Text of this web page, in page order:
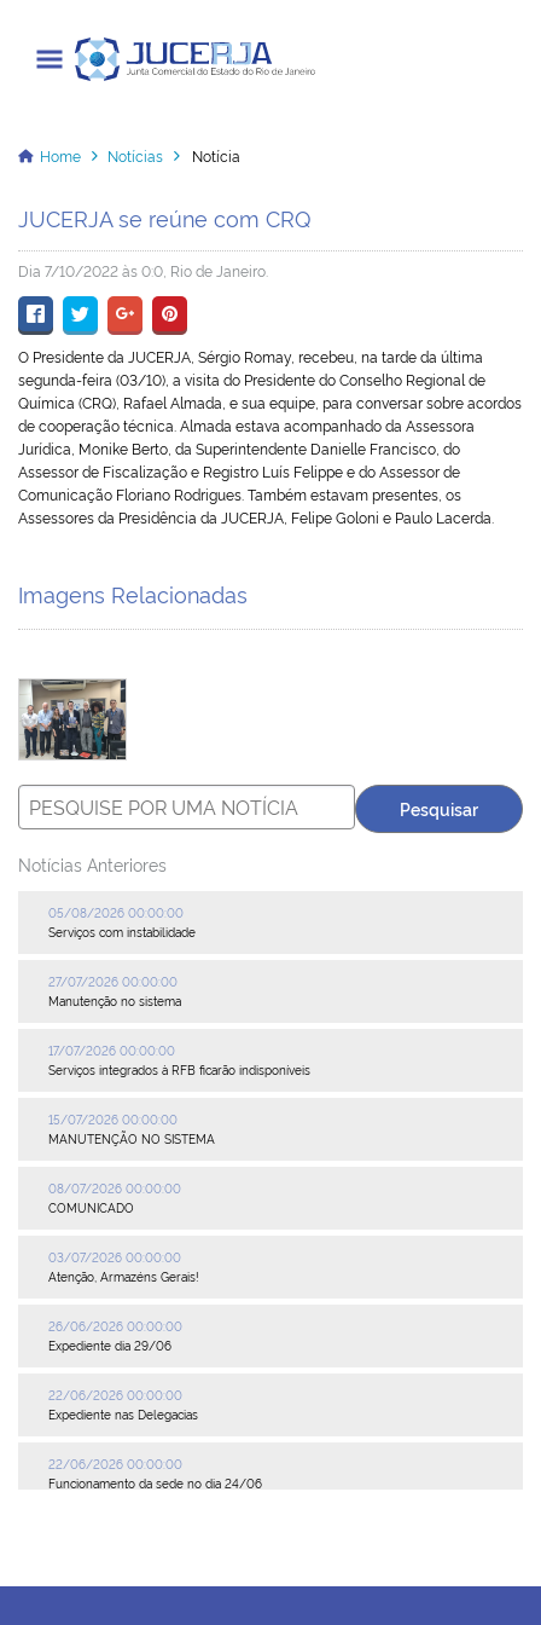
Cadastrar / Acessar
Institucional
Transparência
Informações
Serviços
Legislação
Plenária
Auxiliares de Comércio
Contato
Home Notícias Notícia
JUCERJA se reúne com CRQ
Dia 7/10/2022 às 0:0, Rio de Janeiro.
O Presidente da JUCERJA, Sérgio Romay, recebeu, na tarde da última
segunda-feira (03/10), a visita do Presidente do Conselho Regional de
Química (CRQ), Rafael Almada, e sua equipe, para conversar sobre acordos
de cooperação técnica. Almada estava acompanhado da Assessora
Jurídica, Monike Berto, da Superintendente Danielle Francisco, do
Assessor de Fiscalização e Registro Luís Felippe e do Assessor de
Comunicação Floriano Rodrigues. Também estavam presentes, os
Assessores da Presidência da JUCERJA, Felipe Goloni e Paulo Lacerda.
Imagens Relacionadas
Notícias Anteriores
05/08/2026 00:00:00
Serviços com instabilidade
27/07/2026 00:00:00
Manutenção no sistema
17/07/2026 00:00:00
Serviços integrados à RFB ficarão indisponíveis
15/07/2026 00:00:00
MANUTENÇÃO NO SISTEMA
08/07/2026 00:00:00
COMUNICADO
03/07/2026 00:00:00
Atenção, Armazéns Gerais!
26/06/2026 00:00:00
Expediente dia 29/06
22/06/2026 00:00:00
Expediente nas Delegacias
22/06/2026 00:00:00
Funcionamento da sede no dia 24/06